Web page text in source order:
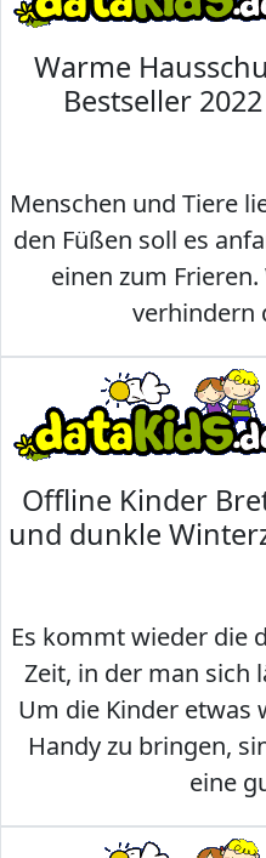
Warme
Bestseller
Menschen und Tiere
den Füßen soll es
einen zum
verhindern
Offline Kinder
und dunkle
Es kommt wieder die
Zeit, in der man sich
Um die Kinder etwas
Handy zu bringen,
eine